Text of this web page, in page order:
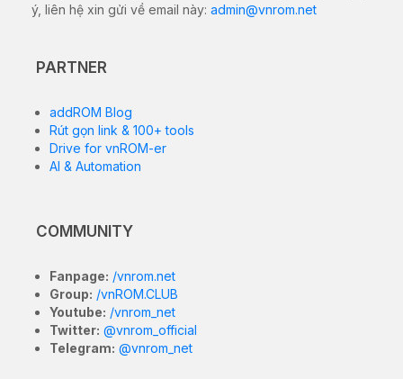
ý, liên hệ xin gửi về email này: admin@vnrom.net
PARTNER
addROM Blog
Rút gọn link & 100+ tools
Drive for vnROM-er
AI & Automation
COMMUNITY
Fanpage: /vnrom.net
Group: /vnROM.CLUB
Youtube: /vnrom_net
Twitter: @vnrom_official
Telegram: @vnrom_net